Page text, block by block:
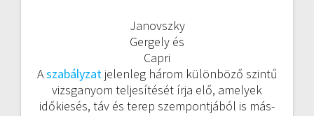
Janovszky
Gergely és
Capri
Aszabályzatjelenleg három különböző szintű
vizsganyom teljesítését írja elő, amelyek
időkiesés, táv és terep szempontjából is más-